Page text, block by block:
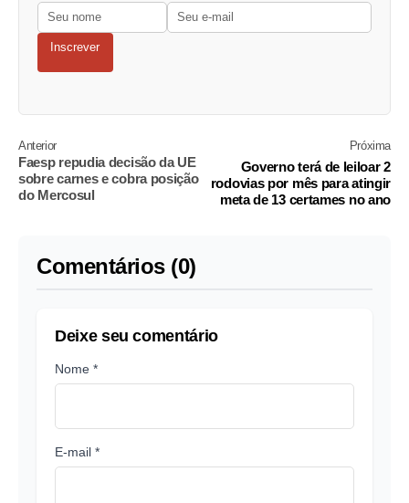
Inscrever
Anterior
Faesp repudia decisão da UE
sobre carnes e cobra posição
do Mercosul
Próxima
Governo terá de leiloar 2
rodovias por mês para atingir
meta de 13 certames no ano
Comentários (0)
Deixe seu comentário
Nome *
E-mail *